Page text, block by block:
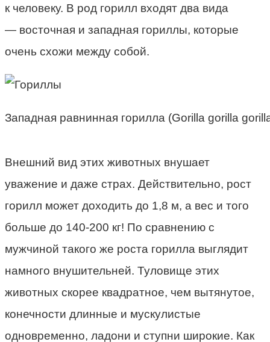
к человеку. В род горилл входят два вида
— восточная и западная гориллы, которые
очень схожи между собой.
Западная равнинная горилла (Gorilla gorilla
Внешний вид этих животных внушает
уважение и даже страх. Действительно, рост
горилл может доходить до 1,8 м, а вес и того
больше до 140-200 кг! По сравнению с
мужчиной такого же роста горилла выглядит
намного внушительней. Туловище этих
животных скорее квадратное, чем вытянутое,
конечности длинные и мускулистые
одновременно, ладони и ступни широкие. Как